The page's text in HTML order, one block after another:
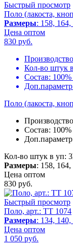
Быстрый просмотр
Поло (лакоста,
Размеры: 158, 164,
Цена оптом
830 руб.
Кол-во штук
Состав:
Поло (лакоста,
Состав:
Кол-во штук в уп: 3
Размеры: 158, 164,
Цена оптом
830 руб.
Быстрый просмотр
Поло, арт.: TT 1074
Размеры: 134,
Цена оптом
1 050 руб.